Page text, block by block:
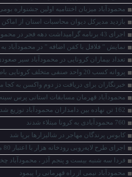
محمودآباد میزبان اختتامیه اولین جشنواره
بازدید مديرکل دیوان محاسبات استان از
اجرای 43 برنامه گرامیداشت دهه فجر در محمودآباد
نمایش ” فلافل با کفن اضافه ” در محمودآباد
تعداد بیماران کرونایی در محمودآباد سیر
پروانه کسب 20 واحد صنفی متخلف کرونایی باطل شد
خبرنگاران برای دریافت دز دوم واکسن به کجا
محمودآباد قهرمان مسابقات استانی پرس
162 تن نهاده بین دامداران محمودآباد توزیع شد
760 محمودآبادی به کرونا مبتلاء شدند
کابوس پرندگان مهاجر در شالیزار‌ها برپا شد
اجرای طرح لایه‌روبی رودخانه هزار با اعتبار 80 میلیارد ریالی
فردا سه شنبه بیست و پنجم آذر ، محمودآباد
محمودآباد نیمی از راه قهرمانی را پیمود